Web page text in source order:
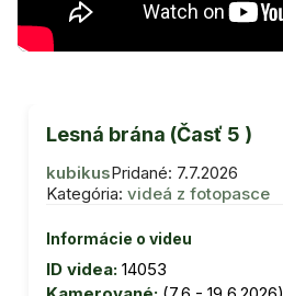
Lesná brána (Časť 5 )
kubikusPridané: 7.7.2026
Kategória: videá z fotopasce
Informácie o videu
ID videa: 14053